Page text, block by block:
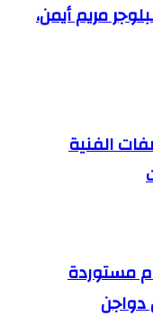
مريم أيمن،
الفنية
١٨.٥ طن لحوم مستوردة